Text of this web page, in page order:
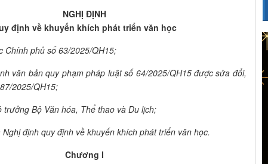
NGHỊ ĐỊNH
định về khuyến khích phát triển văn học
Chính phủ số 63/2025/QH15;
văn bản quy phạm pháp luật số 64/2025/QH15 được sửa đổi,
2025/QH15;
trưởng Bộ Văn hóa, Thể thao và Du lịch;
định quy định về khuyến khích phát triển văn học.
Chương I